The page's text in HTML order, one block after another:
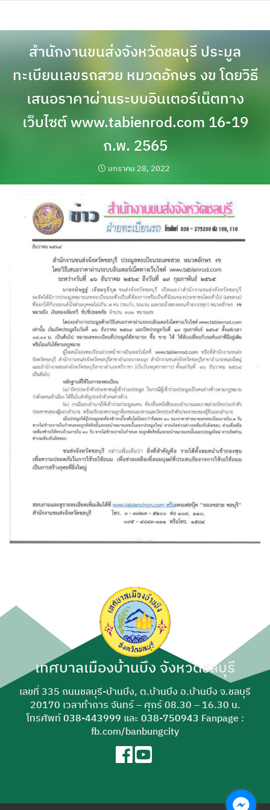
ค้นหา
สำหรับ:
สำนักงานขนส่งจังหวัดชลบุรี ประมูล
ทะเบียนเลขรถสวย หมวดอักษร งข โดยวิธี
เสนอราคาผ่านระบบอินเตอร์เน็ตทาง
เว็บไซต์ www.tabienrod.com 16-19
ก.พ. 2565
มกราคม 28, 2022
เทศบาลเมืองบ้านบึง จังหวัดชลบุรี
เลขที่ 335 ถนนชลบุรี-บ้านบึง, ต.บ้านบึง อ.บ้านบึง จ.ชลบุรี
20170 เวลาทำการ จันทร์ – ศุกร์ 08.30 – 16.30 น.
โทรศัพท์038-443999 และ 038-750943 Fanpage :
fb.com/banbungcity